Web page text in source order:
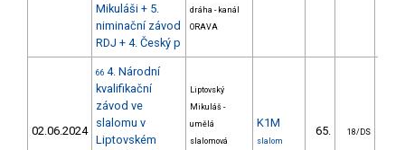
Mikuláši + 5.
niminační závod
RDJ + 4. Český p
dráha - kanál
ORAVA
02.06.2024
66 4. Národní
kvalifikační
závod ve
slalomu v
Liptovském
Liptovský
Mikuláš -
umělá
slalomová
K1M
slalom
65. 18/DS